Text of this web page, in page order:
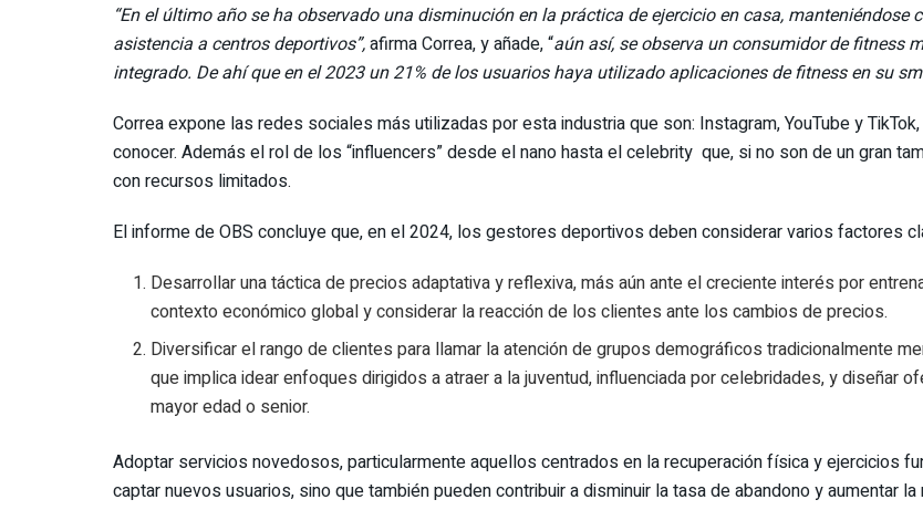
“En el último año se ha observado una disminución en la práctica de ejercicio en casa,
asistencia a centros deportivos”,afirma Correa, y añade, “aún así, se observa un consumidor de fitness
integrado. De ahí que en el 2023 un 21% de los usuarios haya utilizado aplicaciones de fitness en su
Correa expone las redes sociales más utilizadas por esta industria que son: Instagram, YouTube y
conocer. Además el rol de los “influencers” desde el nano hasta el celebrity que, si no son de un gran
con recursos limitados.
El informe de OBS concluye que, en el 2024, los gestores deportivos deben considerar varios factores
Desarrollar una táctica de precios adaptativa y reflexiva, más aún ante el creciente interés por
contexto económico global y considerar la reacción de los clientes ante los cambios de precios.
Diversificar el rango de clientes para llamar la atención de grupos demográficos tradicionalmente
que implica idear enfoques dirigidos a atraer a la juventud, influenciada por celebridades, y diseñar
mayor edad o senior.
Adoptar servicios novedosos, particularmente aquellos centrados en la recuperación física y ejercicios
captar nuevos usuarios, sino que también pueden contribuir a disminuir la tasa de abandono y aumentar